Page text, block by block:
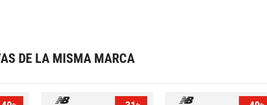
DE LA MISMA MARCA